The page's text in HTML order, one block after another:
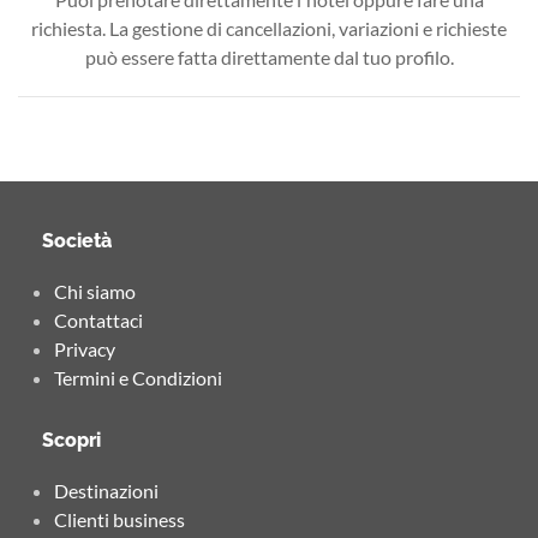
richiesta. La gestione di cancellazioni, variazioni e richieste
può essere fatta direttamente dal tuo profilo.
Società
Chi siamo
Contattaci
Privacy
Termini e Condizioni
Scopri
Destinazioni
Clienti business